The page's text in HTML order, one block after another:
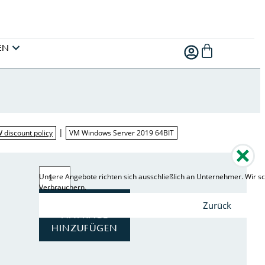
discount policy | VM Windows Server 2019 64BIT
ANFRAGE
HINZUFÜGEN
Unsere Angebote richten sich ausschließlich an Unternehmer. Wir
Verbrauchern.
Zurück